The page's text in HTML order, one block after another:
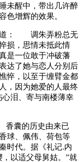
未醒中，带出几许醉
色增辉的效果。
道： 调朱弄粉总无
，思情未抵此情
一位敢于冲破藩
达了她与恋人分别后
悴，以至于缠臂金都
，因为她爱的人最终
泪、寄与南楼薄幸
囊的历史由来已
、佩伟、荷包等
时代。据《礼记.内
以适父母舅姑。”就